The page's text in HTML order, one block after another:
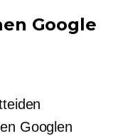
Google
Googlen